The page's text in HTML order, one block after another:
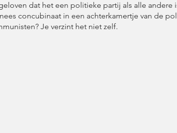
dat het een politieke partij als alle
concubinaat in een achterkamertje van de
Je verzint het niet zelf.